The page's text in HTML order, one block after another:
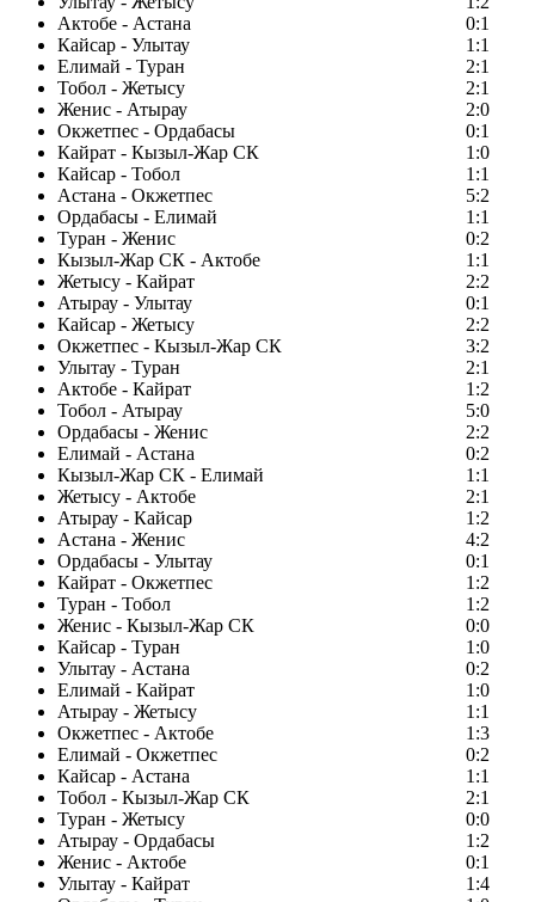
Актобе - Астана
0:1
Кайсар - Улытау
1:1
Елимай - Туран
2:1
Тобол - Жетысу
2:1
Женис - Атырау
2:0
Окжетпес - Ордабасы
0:1
Кайрат - Кызыл-Жар СК
1:0
Кайсар - Тобол
1:1
Астана - Окжетпес
5:2
Ордабасы - Елимай
1:1
Туран - Женис
0:2
Кызыл-Жар СК - Актобе
1:1
Жетысу - Кайрат
2:2
Атырау - Улытау
0:1
Кайсар - Жетысу
2:2
Окжетпес - Кызыл-Жар СК
3:2
Улытау - Туран
2:1
Актобе - Кайрат
1:2
Тобол - Атырау
5:0
Ордабасы - Женис
2:2
Елимай - Астана
0:2
Кызыл-Жар СК - Елимай
1:1
Жетысу - Актобе
2:1
Атырау - Кайсар
1:2
Астана - Женис
4:2
Ордабасы - Улытау
0:1
Кайрат - Окжетпес
1:2
Туран - Тобол
1:2
Женис - Кызыл-Жар СК
0:0
Кайсар - Туран
1:0
Улытау - Астана
0:2
Елимай - Кайрат
1:0
Атырау - Жетысу
1:1
Окжетпес - Актобе
1:3
Елимай - Окжетпес
0:2
Кайсар - Астана
1:1
Тобол - Кызыл-Жар СК
2:1
Туран - Жетысу
0:0
Атырау - Ордабасы
1:2
Женис - Актобе
0:1
Улытау - Кайрат
1:4